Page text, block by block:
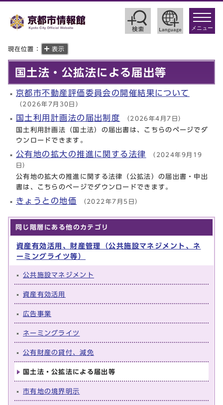
toggle
メニュー
現在位置： 表示
国土法・公拡法による届出等
京都市不動産評価委員会の開催結果について
（2026年7月30日）
国土利用計画法の届出制度 （2026年4月7日）
国土利用計画法（国土法）の届出書は、こちらのページでダ
ウンロードできます。
公有地の拡大の推進に関する法律
（2024年9月19
日）
公有地の拡大の推進に関する法律（公拡法）の届出書・申出
書は、こちらのページでダウンロードできます。
きょうとの地価 （2022年7月5日）
同じ階層にある他のカテゴリ
資産有効活用、財産管理（公共施設マネジメント、ネ
ーミングライツ等）
公共施設マネジメント
資産有効活用
広告事業
ネーミングライツ
公有財産の貸付、減免
国土法・公拡法による届出等
市有地の境界明示